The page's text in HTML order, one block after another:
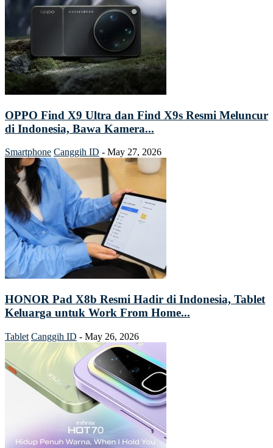
OPPO Find X9 Ultra dan Find X9s Resmi Meluncur
di Indonesia, Bawa Kamera...
Smartphone Canggih ID - May 27, 2026
HONOR Pad X8b Resmi Hadir di Indonesia, Tablet
Keluarga untuk Work From Home...
Tablet Canggih ID - May 26, 2026